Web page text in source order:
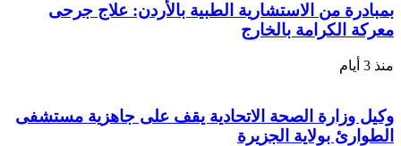
بمبادرة من الاستشارية الطبية بالأردن: علاج جرحى
معركة الكرامة بالخارج
منذ 3 أيام
وكيل وزارة الصحة الاتحادية يقف على جاهزية مستشفى
الطوارئ بولاية الجزيرة